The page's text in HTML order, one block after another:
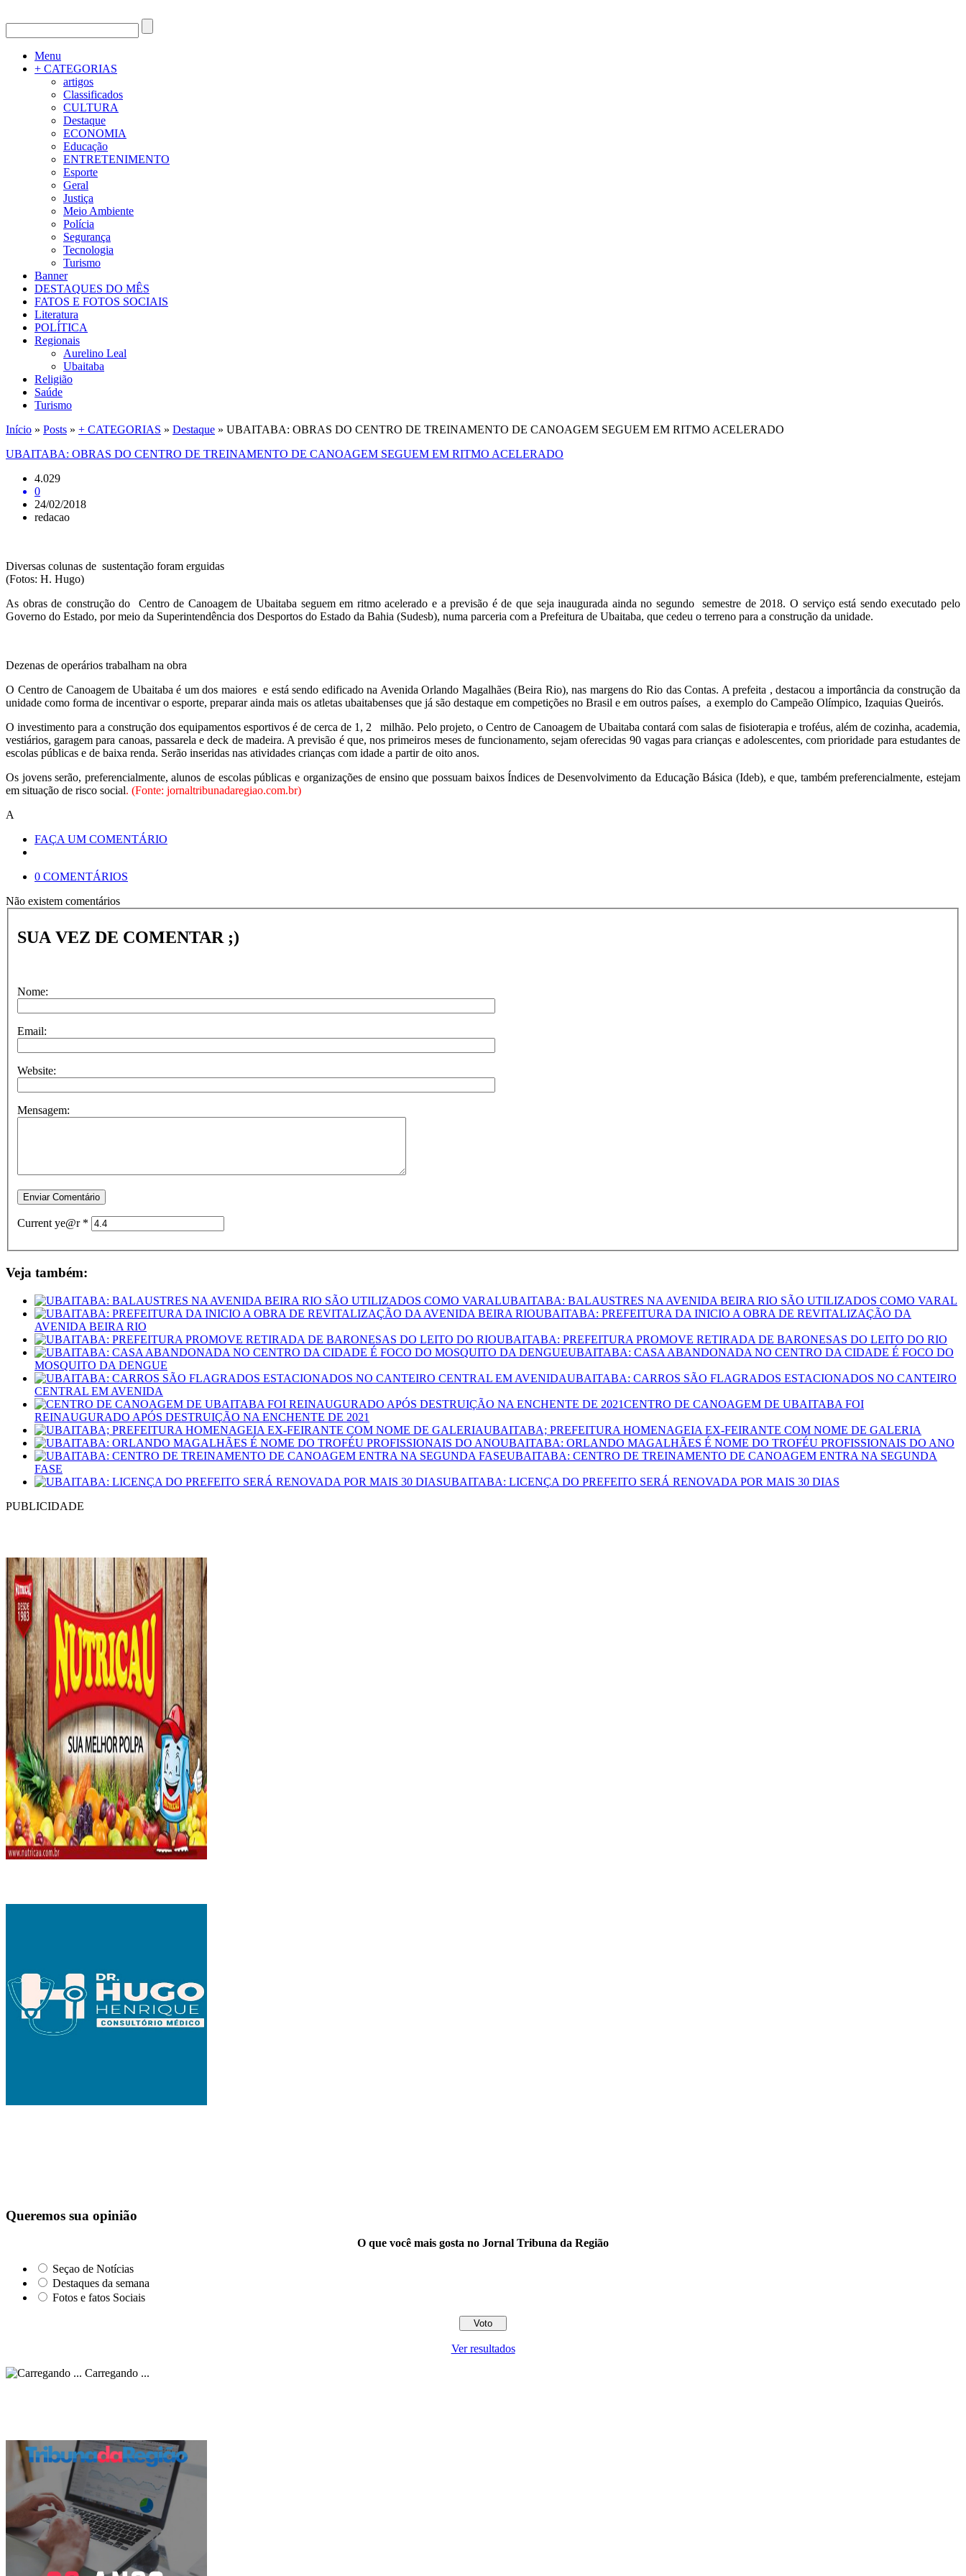
Menu
+ CATEGORIAS
artigos
Classificados
CULTURA
Destaque
ECONOMIA
Educação
ENTRETENIMENTO
Esporte
Geral
Justiça
Meio Ambiente
Polícia
Segurança
Tecnologia
Turismo
Banner
DESTAQUES DO MÊS
FATOS E FOTOS SOCIAIS
Literatura
POLÍTICA
Regionais
Aurelino Leal
Ubaitaba
Religião
Saúde
Turismo
Início » Posts » + CATEGORIAS » Destaque » UBAITABA: OBRAS DO CENTRO DE TREINAMENTO DE CANOAGEM SEGUEM EM RITMO ACELERADO
UBAITABA: OBRAS DO CENTRO DE TREINAMENTO DE CANOAGEM SEGUEM EM RITMO ACELERADO
4.029
0
24/02/2018
redacao
Diversas colunas de sustentação foram erguidas
(Fotos: H. Hugo)
As obras de construção do Centro de Canoagem de Ubaitaba seguem em ritmo acelerado e a previsão é de que seja inaugurada ainda no segundo semestre de 2018. O serviço está sendo executado pelo
Governo do Estado, por meio da Superintendência dos Desportos do Estado da Bahia (Sudesb), numa parceria com a Prefeitura de Ubaitaba, que cedeu o terreno para a construção da unidade.
Dezenas de operários trabalham na obra
O Centro de Canoagem de Ubaitaba é um dos maiores e está sendo edificado na Avenida Orlando Magalhães (Beira Rio), nas margens do Rio das Contas. A prefeita , destacou a importância da construção da
unidade como forma de incentivar o esporte, preparar ainda mais os atletas ubaitabenses que já são destaque em competições no Brasil e em outros países, a exemplo do Campeão Olímpico, Izaquias Queirós.
O investimento para a construção dos equipamentos esportivos é de cerca de 1, 2 milhão. Pelo projeto, o Centro de Canoagem de Ubaitaba contará com salas de fisioterapia e troféus, além de cozinha, academia,
vestiários, garagem para canoas, passarela e deck de madeira. A previsão é que, nos primeiros meses de funcionamento, sejam oferecidas 90 vagas para crianças e adolescentes, com prioridade para estudantes de
escolas públicas e de baixa renda. Serão inseridas nas atividades crianças com idade a partir de oito anos.
Os jovens serão, preferencialmente, alunos de escolas públicas e organizações de ensino que possuam baixos Índices de Desenvolvimento da Educação Básica (Ideb), e que, também preferencialmente, estejam
em situação de risco social. (Fonte: jornaltribunadaregiao.com.br)
A
FAÇA UM COMENTÁRIO
0 COMENTÁRIOS
Não existem comentários
SUA VEZ DE COMENTAR ;)
Nome:
Email:
Website:
Mensagem:
Current ye@r *
Veja também:
UBAITABA: BALAUSTRES NA AVENIDA BEIRA RIO SÃO UTILIZADOS COMO VARAL
UBAITABA: PREFEITURA DA INICIO A OBRA DE REVITALIZAÇÃO DA
AVENIDA BEIRA RIO
UBAITABA: PREFEITURA PROMOVE RETIRADA DE BARONESAS DO LEITO DO RIO
UBAITABA: CASA ABANDONADA NO CENTRO DA CIDADE É FOCO DO
MOSQUITO DA DENGUE
UBAITABA: CARROS SÃO FLAGRADOS ESTACIONADOS NO CANTEIRO
CENTRAL EM AVENIDA
CENTRO DE CANOAGEM DE UBAITABA FOI
REINAUGURADO APÓS DESTRUIÇÃO NA ENCHENTE DE 2021
UBAITABA; PREFEITURA HOMENAGEIA EX-FEIRANTE COM NOME DE GALERIA
UBAITABA: ORLANDO MAGALHÃES É NOME DO TROFÉU PROFISSIONAIS DO ANO
UBAITABA: CENTRO DE TREINAMENTO DE CANOAGEM ENTRA NA SEGUNDA
FASE
UBAITABA: LICENÇA DO PREFEITO SERÁ RENOVADA POR MAIS 30 DIAS
PUBLICIDADE
Queremos sua opinião
O que você mais gosta no Jornal Tribuna da Região
Seçao de Notícias
Destaques da semana
Fotos e fatos Sociais
Ver resultados
Carregando ...